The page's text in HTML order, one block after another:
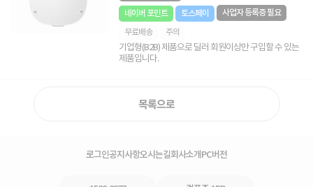
네이버 포인트 토스페이
사업자 등록증 필요
무료배송
주의
기업형(B2B) 제품으로 딜러 회원이상만 구입할 수 있는
제품입니다.
목록으로
로그인공지사항오시는길회사소개PC버전